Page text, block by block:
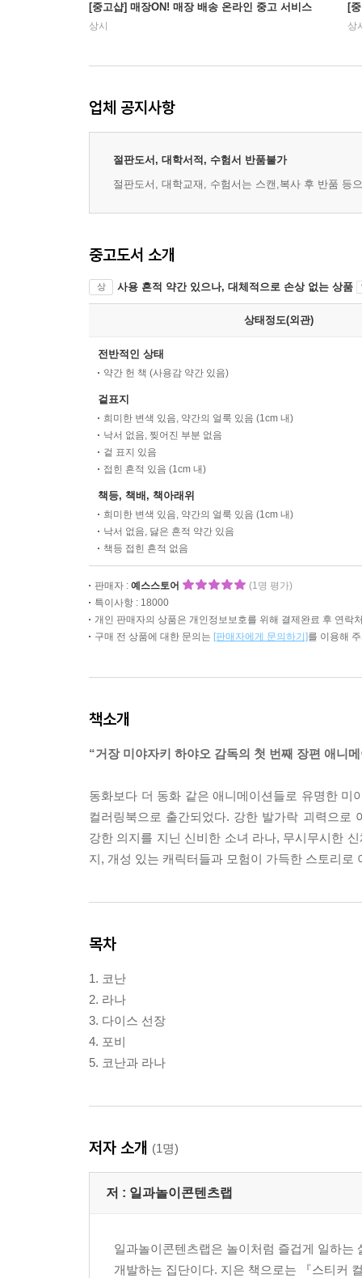
[중고샵] 매장ON! 매장 배송 온라인 중고 서비스
상시
[
상
업체 공지사항
절판도서, 대학서적, 수험서 반품불가
절판도서, 대학교재, 수험서는 스캔,복사 후 반품 등
중고도서 소개
상 사용 흔적 약간 있으나, 대체적으로 손상 없는 상품
상태정도(외관)
전반적인 상태
약간 헌 책 (사용감 약간 있음)
겉표지
희미한 변색 있음, 약간의 얼룩 있음 (1cm 내)
낙서 없음, 찢어진 부분 없음
겉 표지 있음
접힌 흔적 있음 (1cm 내)
책등, 책배, 책아래위
희미한 변색 있음, 약간의 얼룩 있음 (1cm 내)
낙서 없음, 닳은 흔적 약간 있음
책등 접힌 흔적 없음
판매자 : 예스스토어
(1명 평가)
특이사항 : 18000
개인 판매자의 상품은 개인정보보호를 위해 결제완료 후 연락
구매 전 상품에 대한 문의는 [판매자에게 문의하기]를 이용해
책소개
“거장 미야자키 하야오 감독의 첫 번째 장편 애니
동화보다 더 동화 같은 애니메이션들로 유명한
컬러링북으로 출간되었다. 강한 발가락 괴력으로
강한 의지를 지닌 신비한 소녀 라나, 무시무시한
지, 개성 있는 캐릭터들과 모험이 가득한 스토리
목차
1. 코난
2. 라나
3. 다이스 선장
4. 포비
5. 코난과 라나
저자 소개 (1명)
저 : 일과놀이콘텐츠랩
일과놀이콘텐츠랩은 놀이처럼 즐겁게 일하는
개발하는 집단이다. 지은 책으로는 『스티커